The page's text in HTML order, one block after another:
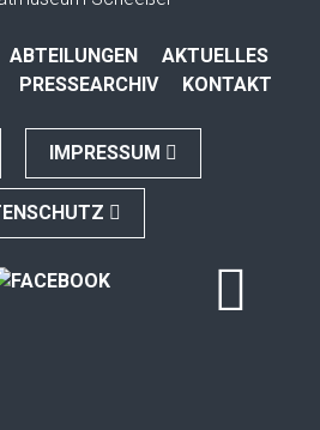
ABTEILUNGEN
AKTUELLES
PRESSEARCHIV KONTAKT
IMPRESSUM